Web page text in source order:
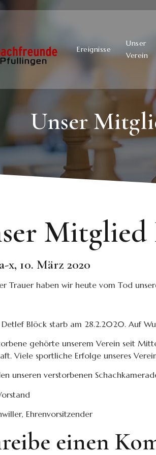
Ereignisse
Unser
Verein
Unser
Mitglied
x, 10. März 2020
Trauer haben wir heute vom Tod
Blöck starb am 28.2.2020. Auf
gehörte unserem Verein seit
Viele sportliche Erfolge unseres
unseren verstorbenen
Ehrenvorsitzender
einen